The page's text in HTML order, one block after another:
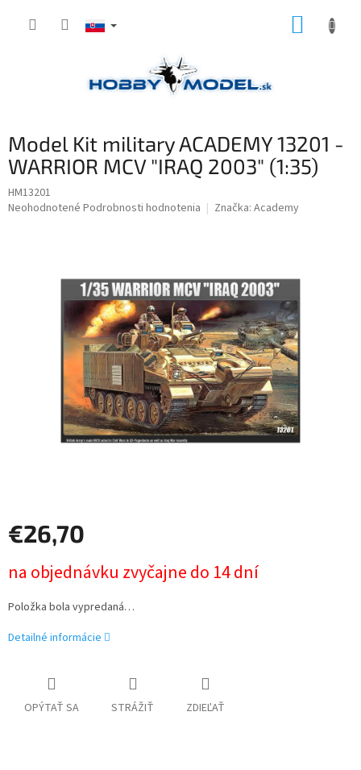
Model Kit military ACADEMY 13201 -
WARRIOR MCV "IRAQ 2003" (1:35)
HM13201
Priemerné
Neohodnotené Podrobnosti hodnotenia Značka: Academy
€26,70
cena:
na objednávku zvyčajne do 14 dní
Položka bola vypredaná…
Detailné informácie
OPÝTAŤ SA STRÁŽIŤ ZDIEĽAŤ